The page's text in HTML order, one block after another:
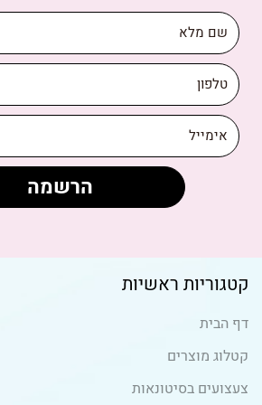
קטגוריות ראשיות
דף הבית
קטלוג מוצרים
צעצועים בסיטונאות